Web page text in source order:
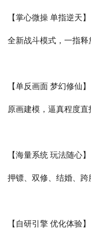
【掌心微操 单指逆天】
全新战斗模式，一指
【单反画面 梦幻修仙】
原画建模，逼真程度
【海量系统 玩法随心】
押镖、双修、结婚、
【自研引擎 优化体验】